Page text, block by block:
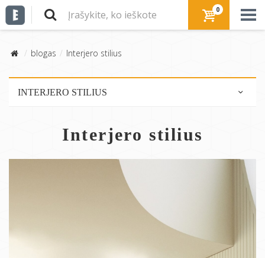
0
blogas Interjero stilius
INTERJERO STILIUS
Modernus stilius
Industrinis stilius
Interjero stilius